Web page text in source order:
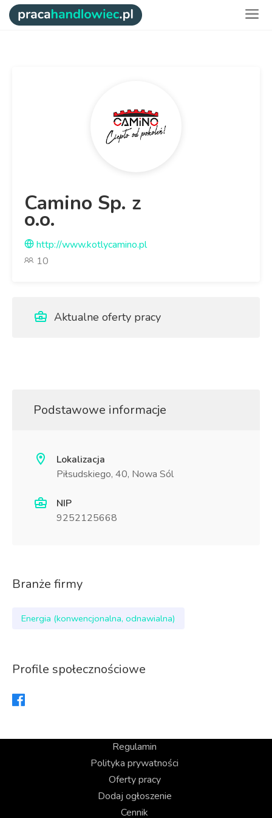
Camino Sp. z
o.o.
http://www.kotlycamino.pl
10
Aktualne oferty pracy
Podstawowe informacje
Lokalizacja
Piłsudskiego, 40, Nowa Sól
NIP
9252125668
Branże firmy
Energia (konwencjonalna, odnawialna)
Profile społecznościowe
Regulamin
Polityka prywatności
Oferty pracy
Dodaj ogłoszenie
Cennik